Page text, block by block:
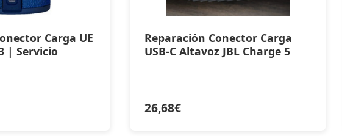
Carga UE
| Servicio
Reparación Conector Carga
USB-C Altavoz JBL Charge 5
26,68€